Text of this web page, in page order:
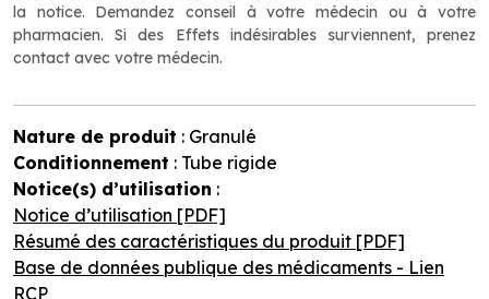
la notice. Demandez conseil à votre médecin ou à votre
pharmacien. Si des Effets indésirables surviennent, prenez
contact avec votre médecin.
Nature de produit : Granulé
Conditionnement : Tube rigide
Notice(s) d’utilisation :
Notice d’utilisation [PDF]
Résumé des caractéristiques du produit [PDF]
Base de données publique des médicaments - Lien
RCP